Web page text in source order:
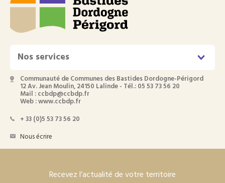
Nos services
Communauté de Communes des Bastides Dordogne-Périgord
12 Av. Jean Moulin, 24150 Lalinde - Tél.: 05 53 73 56 20
Mail : ccbdp@ccbdp.fr
Web : www.ccbdp.fr
+ 33 (0)5 53 73 56 20
Nous écrire
Recevez l’actualité de votre territoire